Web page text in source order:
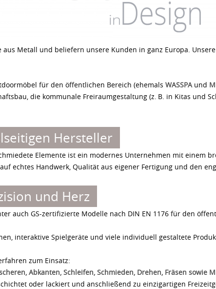
Metall und beliefern unsere Kunden in ganz Europa.
für den öffentlichen Bereich (ehemals WASSPAund
die kommunale Freiraumgestaltung (z. B. in Kitas und
Hersteller
Elemente ist ein modernes Unternehmen mit einem
echtes Handwerk, Qualität aus eigener Fertigung und den
und Herz
auch GS-zertifizierte Modelle nach DIN EN 1176 für den
interaktive Spielgeräte und viele individuell gestaltete
zum Einsatz:
Abkanten, Schleifen, Schmieden, Drehen, Fräsen sowie
oder lackiert und anschließend zu einzigartigen